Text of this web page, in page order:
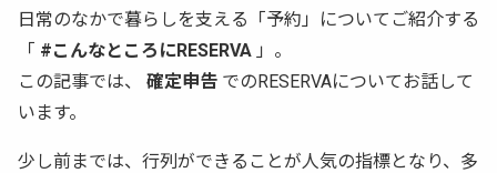
日常のなかで暮らしを支える「予約」についてご紹介する
「 #こんなところにRESERVA 」。
この記事では、
確定申告 でのRESERVAについてお話して
います。
少し前までは、行列ができることが人気の指標となり、多